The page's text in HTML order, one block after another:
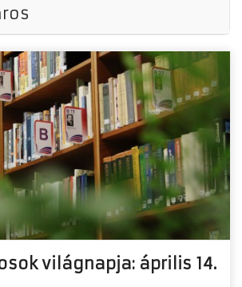
világnapja: április 14.